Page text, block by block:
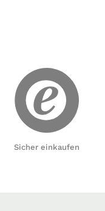
Sicher einkaufen